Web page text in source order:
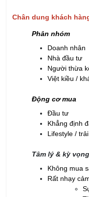
Chân dung khách
Phân nhóm
Doanh nhân
Nhà đầu tư
Người thừa
Việt kiều /
Động cơ mua
Đầu tư
Khẳng định
Lifestyle /
Tâm lý & kỳ
Không mua
Rất nhạy